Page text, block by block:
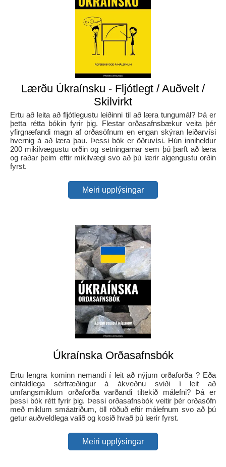
Lærðu Úkraínsku - Fljótlegt / Auðvelt /
Skilvirkt
Ertu að leita að fljótlegustu leiðinni til að læra tungumál? Þá er
þetta rétta bókin fyrir þig. Flestar orðasafnsbækur veita þér
yfirgnæfandi magn af orðasöfnum en engan skýran leiðarvísi
hvernig á að læra þau. Þessi bók er öðruvísi. Hún inniheldur
200 mikilvægustu orðin og setningarnar sem þú þarft að læra
og raðar þeim eftir mikilvægi svo að þú lærir algengustu orðin
fyrst.
Meiri upplýsingar
Úkraínska Orðasafnsbók
Ertu lengra kominn nemandi í leit að nýjum orðaforða ? Eða
einfaldlega sérfræðingur á ákveðnu sviði í leit að
umfangsmiklum orðaforða varðandi tiltekið málefni? Þá er
þessi bók rétt fyrir þig. Þessi orðasafnsbók veitir þér orðasöfn
með miklum smáatriðum, öll röðuð eftir málefnum svo að þú
getur auðveldlega valið og kosið hvað þú lærir fyrst.
Meiri upplýsingar